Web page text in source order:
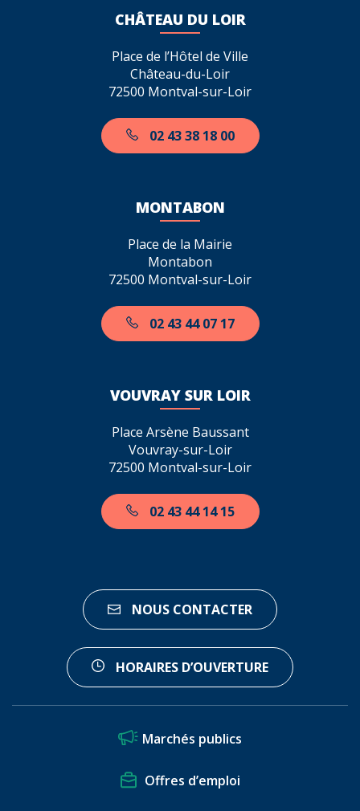
CHÂTEAU DU LOIR
Place de l’Hôtel de Ville
Château-du-Loir
72500 Montval-sur-Loir
02 43 38 18 00
MONTABON
Place de la Mairie
Montabon
72500 Montval-sur-Loir
02 43 44 07 17
VOUVRAY SUR LOIR
Place Arsène Baussant
Vouvray-sur-Loir
72500 Montval-sur-Loir
02 43 44 14 15
NOUS CONTACTER
HORAIRES D’OUVERTURE
Marchés publics
Offres d’emploi